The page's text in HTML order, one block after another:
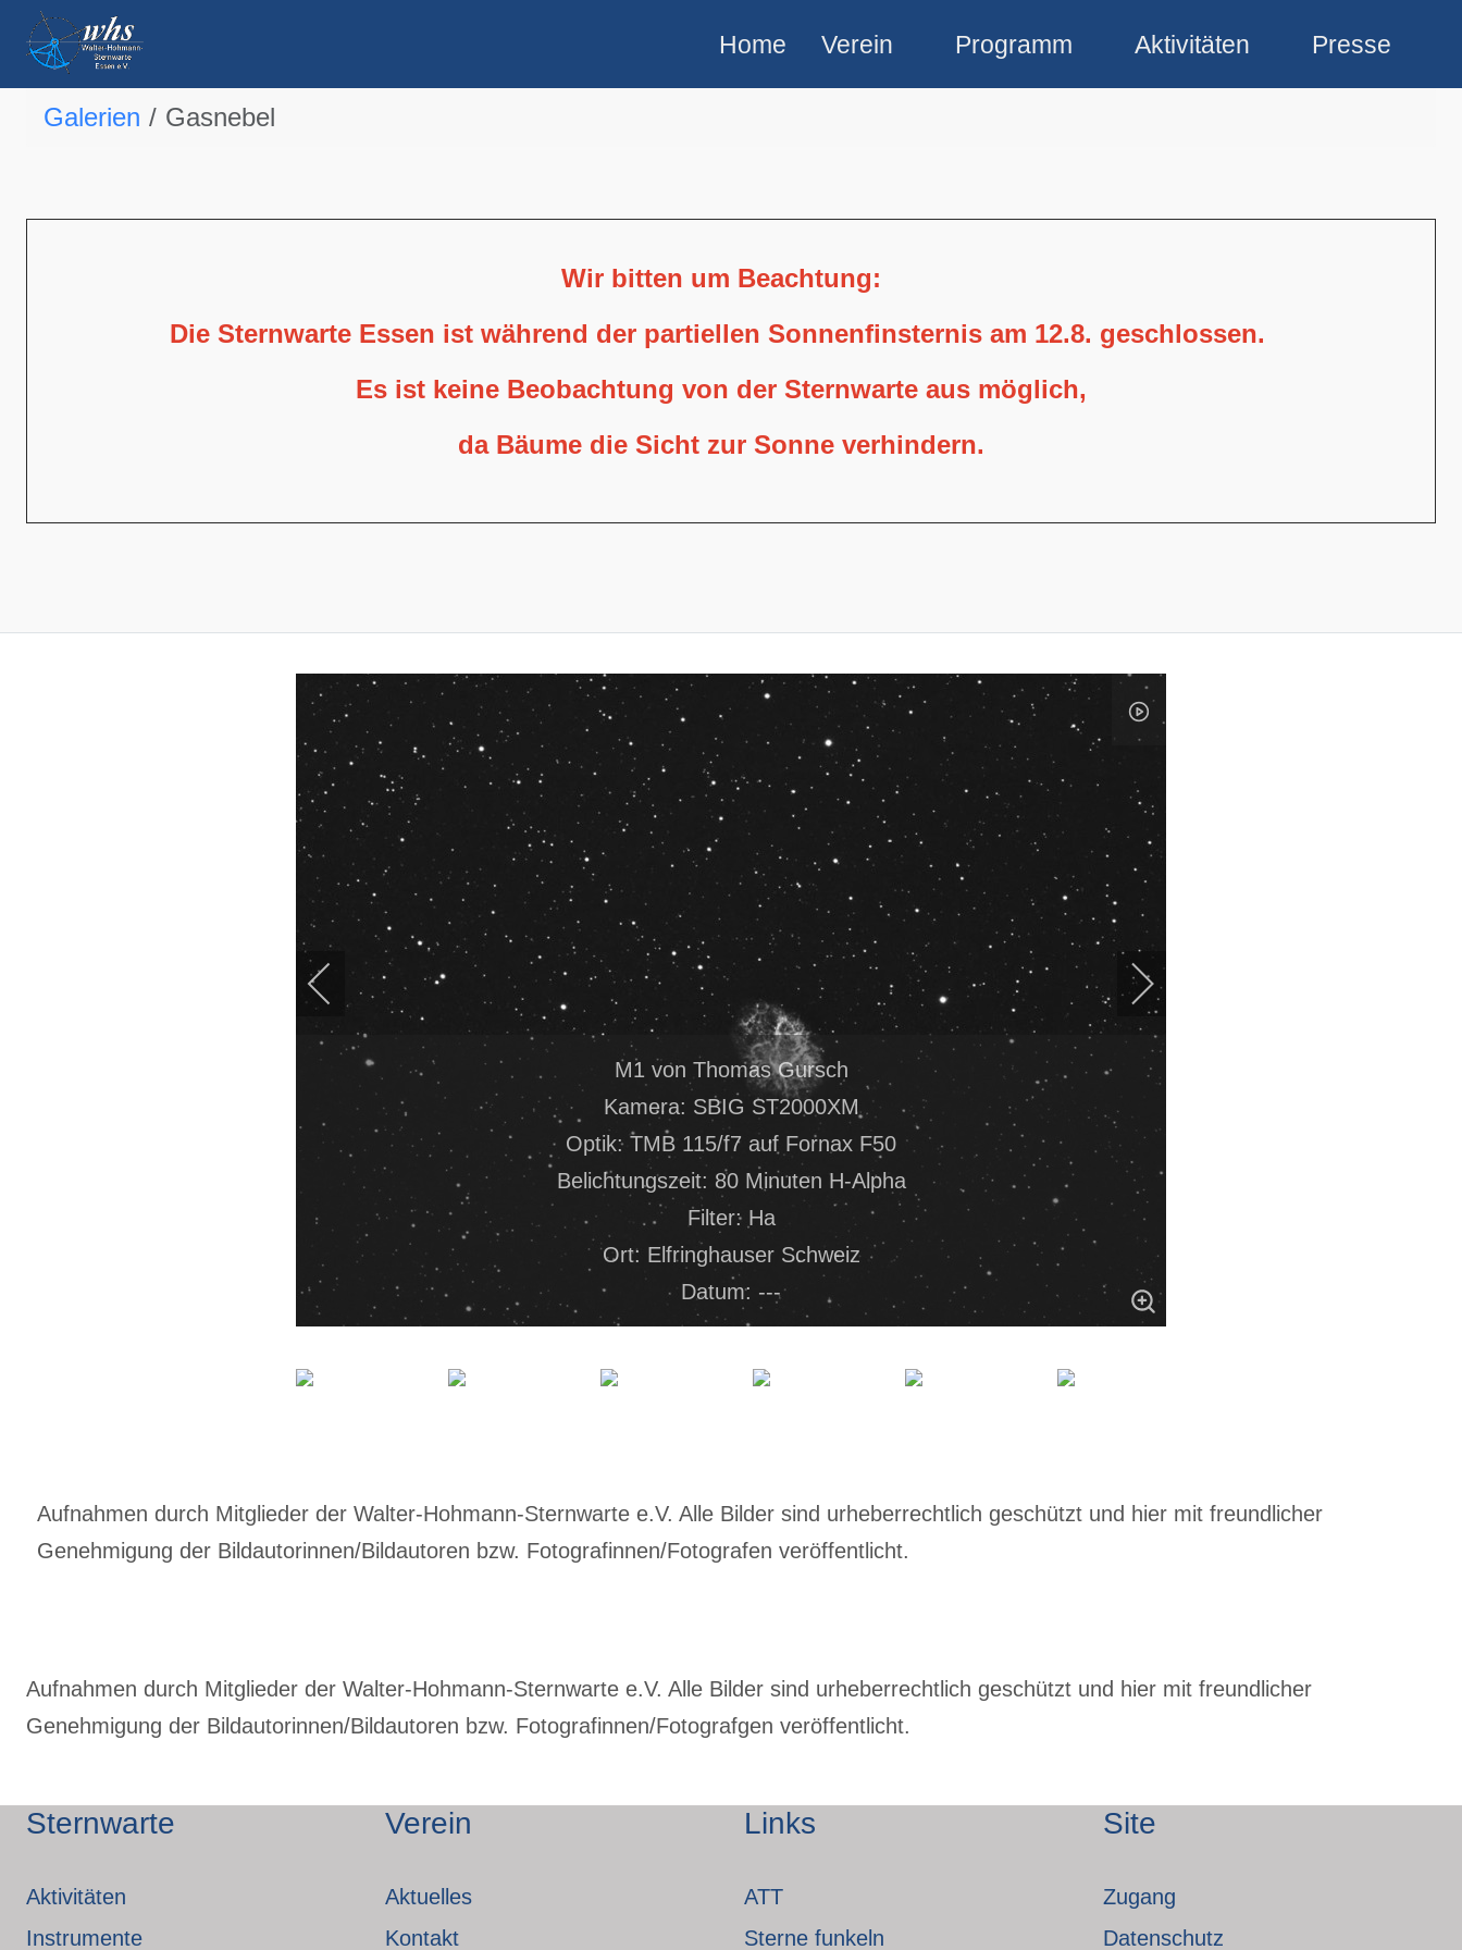
Home Verein Programm Aktivitäten Presse
Galerien Gasnebel
Wir bitten um Beachtung:
Die Sternwarte Essen ist während der partiellen Sonnenfinsternis am 12.8. geschlossen.
Es ist keine Beobachtung von der Sternwarte aus möglich,
da Bäume die Sicht zur Sonne verhindern.
M1 von Thomas Gursch
Kamera: SBIG ST2000XM
Optik: TMB 115/f7 auf Fornax F50
Belichtungszeit: 80 Minuten H-Alpha
Filter: Ha
Ort: Elfringhauser Schweiz
Datum: ---
Aufnahmen durch Mitglieder der Walter-Hohmann-Sternwarte e.V. Alle Bilder sind urheberrechtlich geschützt und hier mit freundlicher
Genehmigung der Bildautorinnen/Bildautoren bzw. Fotografinnen/Fotografen veröffentlicht.
Aufnahmen durch Mitglieder der Walter-Hohmann-Sternwarte e.V. Alle Bilder sind urheberrechtlich geschützt und hier mit freundlicher
Genehmigung der Bildautorinnen/Bildautoren bzw. Fotografinnen/Fotografgen veröffentlicht.
Sternwarte
Aktivitäten
Instrumente
Verein
Aktuelles
Kontakt
Links
ATT
Sterne funkeln
Site
Zugang
Datenschutz